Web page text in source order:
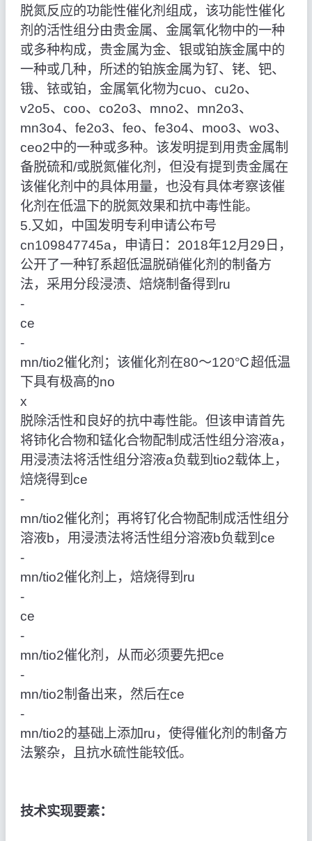
脱氮反应的功能性催化剂组成，该功能性催化
剂的活性组分由贵金属、金属氧化物中的一种
或多种构成，贵金属为金、银或铂族金属中的
一种或几种，所述的铂族金属为钌、铑、钯、
锇、铱或铂，金属氧化物为cuo、cu2o、
v2o5、coo、co2o3、mno2、mn2o3、
mn3o4、fe2o3、feo、fe3o4、moo3、wo3、
ceo2中的一种或多种。该发明提到用贵金属制
备脱硫和/或脱氮催化剂，但没有提到贵金属在
该催化剂中的具体用量，也没有具体考察该催
化剂在低温下的脱氮效果和抗中毒性能。
5.又如，中国发明专利申请公布号
cn109847745a，申请日：2018年12月29日，
公开了一种钌系超低温脱硝催化剂的制备方
法，采用分段浸渍、焙烧制备得到ru
‑
ce
‑
mn/tio2催化剂；该催化剂在80～120℃超低温
下具有极高的no
x
脱除活性和良好的抗中毒性能。但该申请首先
将铈化合物和锰化合物配制成活性组分溶液a，
用浸渍法将活性组分溶液a负载到tio2载体上，
焙烧得到ce
‑
mn/tio2催化剂；再将钌化合物配制成活性组分
溶液b，用浸渍法将活性组分溶液b负载到ce
‑
mn/tio2催化剂上，焙烧得到ru
‑
ce
‑
mn/tio2催化剂，从而必须要先把ce
‑
mn/tio2制备出来，然后在ce
‑
mn/tio2的基础上添加ru，使得催化剂的制备方
法繁杂，且抗水硫性能较低。
技术实现要素：